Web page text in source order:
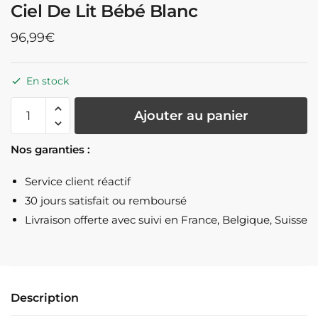
Ciel De Lit Bébé Blanc
96,99€
En stock
De
Blanc
Ajouter au panier
Nos garanties :
Service client réactif
30 jours satisfait ou remboursé
Livraison offerte avec suivi en France, Belgique, Suisse
Description